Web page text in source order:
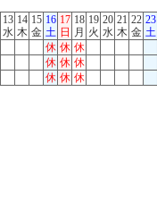
13
水
14
木
15
金
16
土
17
日
18
月
19
火
20
水
21
木
22
金
23
土
休 休 休
休 休 休
休 休 休